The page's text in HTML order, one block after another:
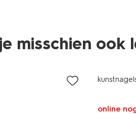
misschien ook
online